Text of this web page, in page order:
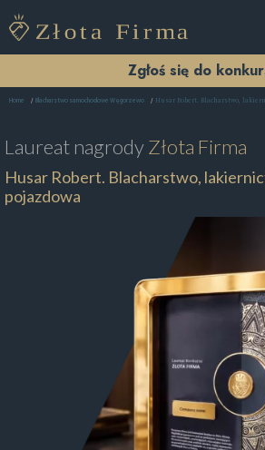
Zgłoś się do
Home Blacharstwo samochodowe Węgorzewo Husar Robert. Blacharstwo,
Laureat nagrodyZłota Firma
Husar Robert. Blacharstwo,
pojazdowa